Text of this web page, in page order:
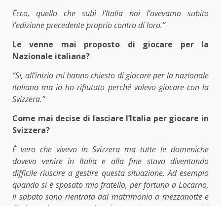
Ecco, quello che subì l’Italia noi l’avevamo subito
l’edizione precedente proprio contro di loro.”
Le venne mai proposto di giocare per la
Nazionale italiana?
“Si, all’inizio mi hanno chiesto di giocare per la nazionale
italiana ma io ho rifiutato perché volevo giocare con la
Svizzera.”
Come mai decise di lasciare l’Italia per giocare in
Svizzera?
È vero che vivevo in Svizzera ma tutte le domeniche
dovevo venire in Italia e alla fine stava diventando
difficile riuscire a gestire questa situazione. Ad esempio
quando si è sposato mio fratello, per fortuna a Locarno,
il sabato sono rientrata dal matrimonio a mezzanotte e